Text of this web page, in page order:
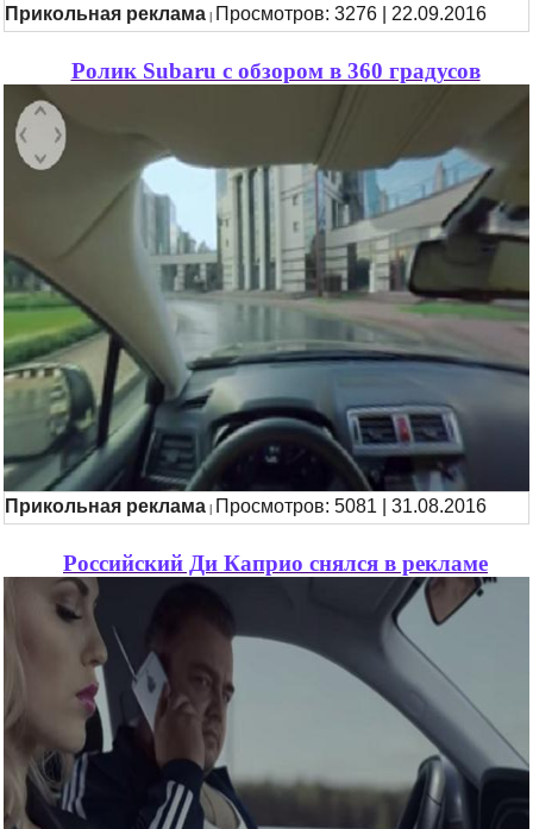
Прикольная реклама Просмотров: 3276 | 22.09.2016
Ролик Subaru с обзором в 360 градусов
Прикольная реклама Просмотров: 5081 | 31.08.2016
Российский Ди Каприо снялся в рекламе